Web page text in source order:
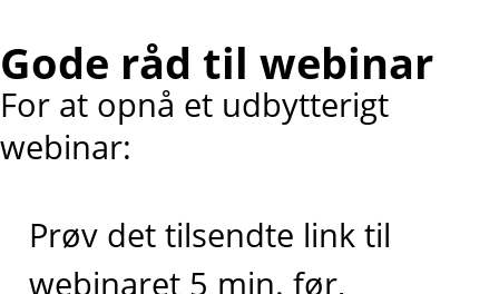
Gode råd til webinar
For at opnå et udbytterigt
webinar:
Prøv det tilsendte link til
webinaret 5 min. før,